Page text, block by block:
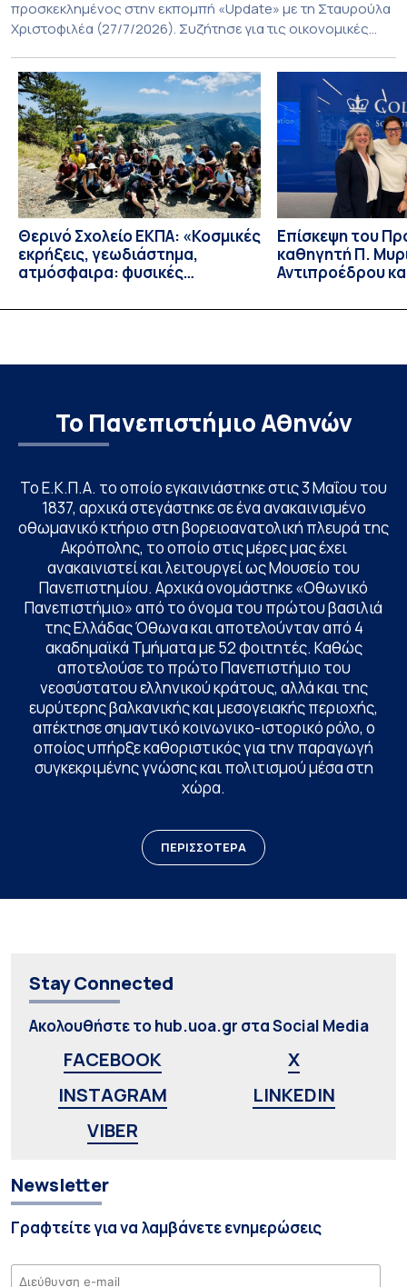
προσκεκλημένος στην εκπομπή «Update» με τη Σταυρούλα
Χριστοφιλέα (27/7/2026). Συζήτησε για τις οικονομικές
Ευρώπη από τις εξελίξεις στον πόλεμο ΗΠΑ – Ιράν, καθώς
και για τη διακύμανση των τιμών στα καύσιμα. Για να δείτε τη
συνέντευξη, πατήστε εδώ.
Θερινό Σχολείο ΕΚΠΑ: «Κοσμικές
εκρήξεις, γεωδιάστημα,
ατμόσφαιρα: φυσικές
βιολογικές επιδράσεις»
Eπίσκεψη του
καθηγητή Π.
Αντιπροέδρου
Νοσηλευτικής
Το Πανεπιστήμιο Αθηνών
Το Ε.Κ.Π.Α. το οποίο εγκαινιάστηκε στις 3 Μαΐου του
1837, αρχικά στεγάστηκε σε ένα ανακαινισμένο
οθωμανικό κτήριο στη βορειοανατολική πλευρά της
Ακρόπολης, το οποίο στις μέρες μας έχει
ανακαινιστεί και λειτουργεί ως Μουσείο του
Πανεπιστημίου. Αρχικά ονομάστηκε «Οθωνικό
Πανεπιστήμιο» από το όνομα του πρώτου βασιλιά
της Ελλάδας Όθωνα και αποτελούνταν από 4
ακαδημαϊκά Τμήματα με 52 φοιτητές. Καθώς
αποτελούσε το πρώτο Πανεπιστήμιο του
νεοσύστατου ελληνικού κράτους, αλλά και της
ευρύτερης βαλκανικής και μεσογειακής περιοχής,
απέκτησε σημαντικό κοινωνικο-ιστορικό ρόλο, ο
οποίος υπήρξε καθοριστικός για την παραγωγή
συγκεκριμένης γνώσης και πολιτισμού μέσα στη
χώρα.
ΠΕΡΙΣΣΟΤΕΡΑ
Stay Connected
Ακολουθήστε το hub.uoa.gr στα Social Media
FACEBOOK
X
INSTAGRAM
LINKEDIN
VIBER
Newsletter
Γραφτείτε για να λαμβάνετε ενημερώσεις